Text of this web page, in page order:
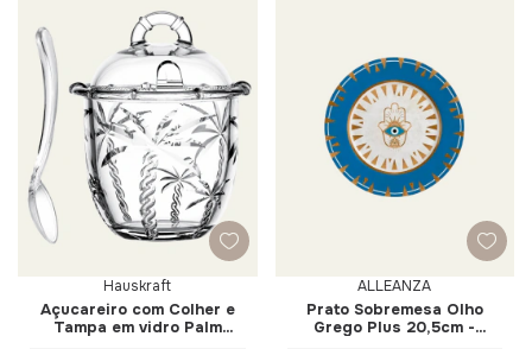
Hauskraft
Açucareiro com Colher e
Tampa em vidro Palm
ALLEANZA
Prato Sobremesa Olho
Grego Plus 20,5cm -